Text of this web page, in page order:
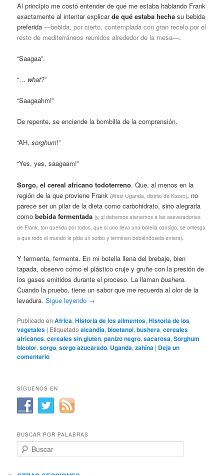
Al principio me costó entender de qué me estaba hablando Frank
exactamente al intentar explicarde qué estaba hecha su bebida
preferida—bebida, por cierto, contemplada con gran recelo por el
resto de mediterráneos reunidos alrededor de la mesa—.
“Saagaa”.
“… what?”
“Saagaahm!”
De repente, se enciende la bombilla de la comprensión.
“AH,sorghum!”
“Yes, yes, saagaam!”
Sorgo, el cereal africano todoterreno. Que, al menos en la
región de la que proviene Frank (West Uganda, distrito de Kisoro), no
parece ser un pilar de la dieta como carbohidrato, sino alegrarla
comobebida fermentada (y, si debemos atenernos a las aseveraciones
de Frank, tan querida por todos, que si uno lleva una botella consigo, se arriesga
a que todo el mundo le pida un sorbo y terminen bebiéndosela entera).
Y fermenta, fermenta. En mi botella llena del brebaje, bien
tapada, observo cómo el plástico cruje y gruñe con la presión de
los gases emitidos durante el proceso. La llamanbushera.
Cuando la pruebo, tiene un sabor que me recuerda al olor de la
levadura.Sigue leyendo →
Publicado en Africa,Historia de los alimentos,Historia de los
vegetales | Etiquetado alcandía,bioetanol,bushera,cereales
africanos,cereales sin gluten,panizo negro,sacarosa,Sorghum
bicolor,sorgo,sorgo azucarado, Uganda,zahína | Deja un
comentario
SÍGUENOS EN
BUSCAR POR PALABRAS
u